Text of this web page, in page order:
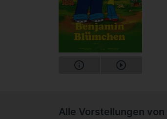
Alle Vorstellungen von